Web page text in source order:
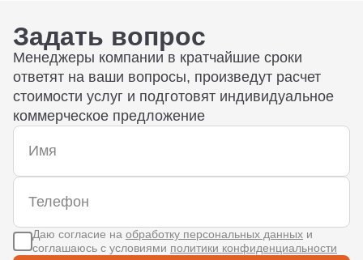
Задать вопрос
Менеджеры компании в кратчайшие сроки
ответят на ваши вопросы, произведут расчет
стоимости услуг и подготовят индивидуальное
коммерческое предложение
Даю согласие на обработку персональных данных и
соглашаюсь с условиями политики конфиденциальности